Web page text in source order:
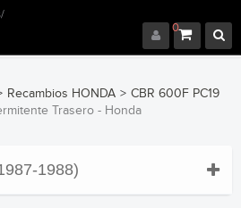
0
Recambios HONDA > CBR 600F PC19
Trasero - Honda
1988)